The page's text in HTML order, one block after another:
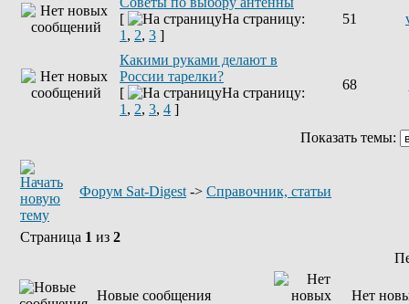
[
На страницу:
1 , 2, 3 ]
51
Какими руками делают в
России тарелки?
[
На страницу:
1 , 2, 3, 4 ]
68
Показать темы:
Форум Sat-Digest -> Справочник, статьи
Страница 1 из 2
Новые сообщения Нет